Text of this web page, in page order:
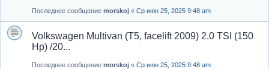
Последнее сообщение morskoj « Ср июн 25, 2025 9:48 am
Volkswagen Multivan (T5, facelift 2009) 2.0 TSI (150
Hp) /20...
Последнее сообщение morskoj « Ср июн 25, 2025 9:48 am